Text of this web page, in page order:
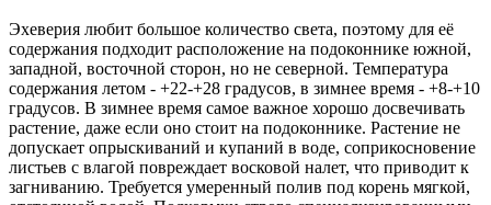
Эхеверия любит большое количество света, поэтому для её
содержания подходит расположение на подоконнике южной,
западной, восточной сторон, но не северной. Температура
содержания летом - +22-+28 градусов, в зимнее время - +8-+10
градусов. В зимнее время самое важное хорошо досвечивать
растение, даже если оно стоит на подоконнике. Растение не
допускает опрыскиваний и купаний в воде, соприкосновение
листьев с влагой повреждает восковой налет, что приводит к
загниванию. Требуется умеренный полив под корень мягкой,